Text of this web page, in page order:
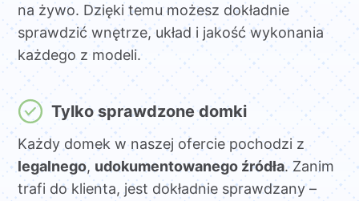
na żywo. Dzięki temu możesz dokładnie
sprawdzić wnętrze, układ i jakość wykonania
każdego z modeli.
Tylko sprawdzone domki
Każdy domek w naszej ofercie pochodzi z
legalnego, udokumentowanego źródła. Zanim
trafi do klienta, jest dokładnie sprawdzany –